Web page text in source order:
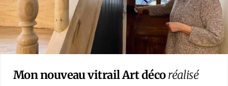
Mon nouveau vitrail Art décoréalisé